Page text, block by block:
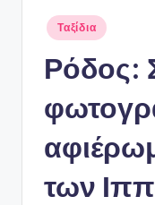
Αναρτήθηκε
σε
Ταξίδια
Ρόδος:
των